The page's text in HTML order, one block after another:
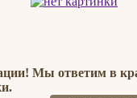
Мы ответим в